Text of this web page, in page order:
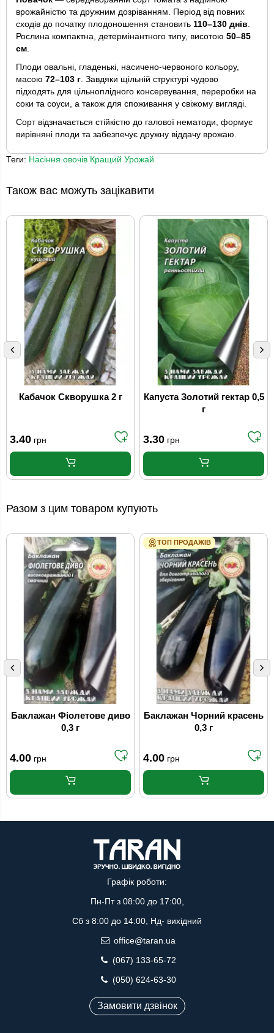
врожайністю та дружним дозріванням. Період від повних
сходів до початку плодоношення становить 110–130 днів.
Рослина компактна, детермінантного типу, висотою 50–85
см.
Плоди овальні, гладенькі, насичено-червоного кольору,
масою 72–103 г. Завдяки щільній структурі чудово
підходять для цільноплідного консервування, переробки на
соки та соуси, а також для споживання у свіжому вигляді.
Сорт відзначається стійкістю до галової нематоди, формує
вирівняні плоди та забезпечує дружну віддачу врожаю.
Теги: Насіння овочів Кращий Урожай
Також вас можуть зацікавити
Кабачок Скворушка 2 г
3.40 грн
Капуста Золотий гектар 0,5
г
3.30 грн
Разом з цим товаром купують
Баклажан Фіолетове диво
0,3 г
4.00 грн
ТОП ПРОДАЖІВ
Баклажан Чорний красень
0,3 г
4.00 грн
Графік роботи:
Пн-Пт з 08:00 до 17:00,
Сб з 8:00 до 14:00, Нд- вихідний
office@taran.ua
(067) 133-65-72
(050) 624-63-30
Замовити дзвінок